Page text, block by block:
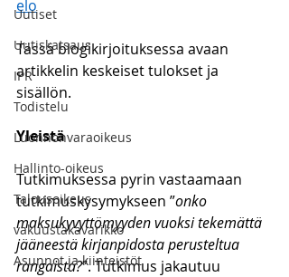
Uutiset
Uutiskatsaus
IPR
Todistelu
Luonnonvaraoikeus
Hallinto-oikeus
Talousoikeus
vakuustakavarikko
Asunnot ja kiinteistöt
elo
Tässä blogikirjoituksessa avaan
artikkelin keskeiset tulokset ja
sisällön.
Yleistä
Tutkimuksessa pyrin vastaamaan
tutkimuskysymykseen ”onko
maksukyvyttömyyden vuoksi tekemättä
jääneestä kirjanpidosta perusteltua
rangaista?”. Tutkimus jakautuu